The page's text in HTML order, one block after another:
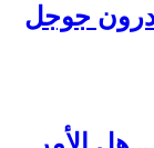
جوجل